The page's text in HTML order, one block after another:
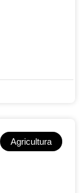
Agricultura